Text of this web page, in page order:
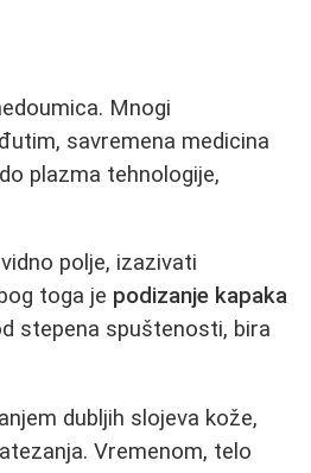
Mnogi
savremena medicina
plazma tehnologije,
polje, izazivati
toga je podizanje kapaka
stepena spuštenosti, bira
dubljih slojeva kože,
Vremenom, telo